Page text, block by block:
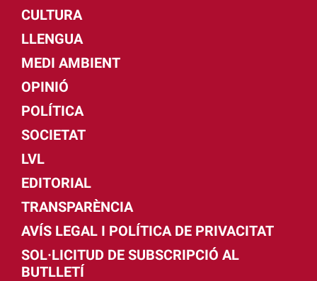
CULTURA
LLENGUA
MEDI AMBIENT
OPINIÓ
POLÍTICA
SOCIETAT
LVL
EDITORIAL
TRANSPARÈNCIA
AVÍS LEGAL I POLÍTICA DE PRIVACITAT
SOL·LICITUD DE SUBSCRIPCIÓ AL
BUTLLETÍ